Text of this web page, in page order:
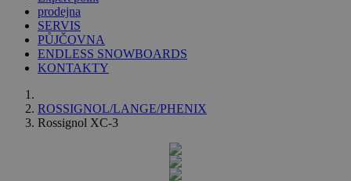
prodejna
SERVIS
PŮJČOVNA
ENDLESS SNOWBOARDS
KONTAKTY
ROSSIGNOL/LANGE/PHENIX
Rossignol XC-3